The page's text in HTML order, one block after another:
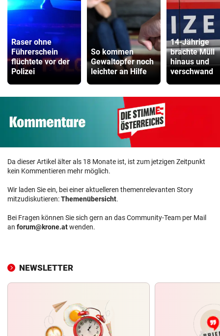
Raser ohne
Führerschein
flüchtete vor der
Polizei
So kommen
Gewaltopfer noch
leichter an Hilfe
14-Jährige
brachte Müll
hinaus und
verschwand
Da dieser Artikel älter als 18 Monate ist, ist zum jetzigen Zeitpunkt
kein Kommentieren mehr möglich.
Wir laden Sie ein, bei einer aktuelleren themenrelevanten Story
mitzudiskutieren:Themenübersicht.
Bei Fragen können Sie sich gern an das Community-Team per Mail
an forum@krone.atwenden.
NEWSLETTER